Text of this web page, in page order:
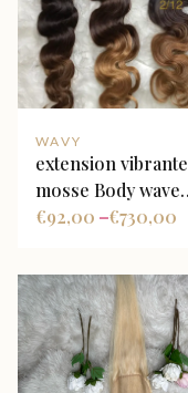
WAVY
extension vibrante
mosse Body wave
Ombre
92,00
€ – 730,00
€